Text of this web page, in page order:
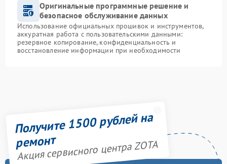
Оригинальные программные решение и
безопасное обслуживание данных
Использование официальных прошивок и инструментов,
аккуратная работа с пользовательскими данными:
резервное копирование, конфиденциальность и
восстановление информации при необходимости
Получите 1500 рублей на
ремонт
Акция сервисного центра ZOTA